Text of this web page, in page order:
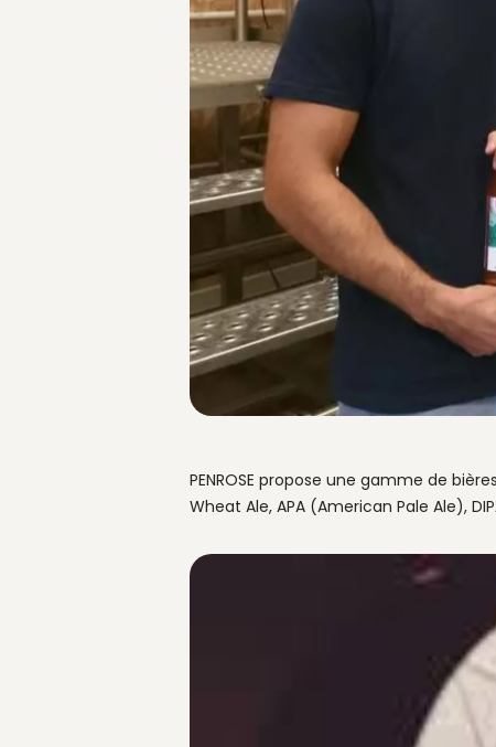
PENROSE propose une gamme de
Wheat Ale, APA (American Pale Ale),